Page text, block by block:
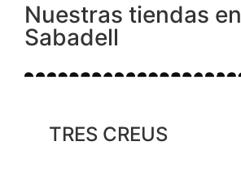
Nuestras tiendas en
Sabadell
TRES CREUS